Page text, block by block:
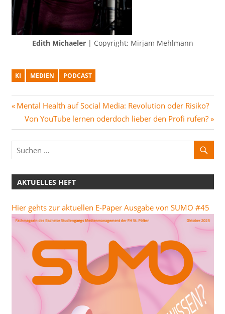
Edith Michaeler| Copyright: Mirjam Mehlmann
KI MEDIEN PODCAST
Beitragsnavigation
Vorheriger
Beitrag:
Mental Health auf Social Media: Revolution oder Risiko?
Nächster
Beitrag:
Von YouTube lernen oderdoch lieber den Profi rufen?
AKTUELLES HEFT
Hier gehts zur aktuellen E-Paper Ausgabe von SUMO #45